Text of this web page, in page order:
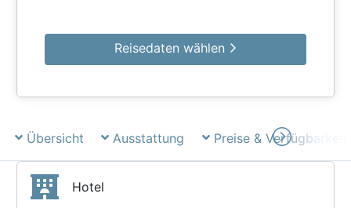
Reisedaten wählen
Übersicht Ausstattung Preise & Verfügbarkeit
Hotel